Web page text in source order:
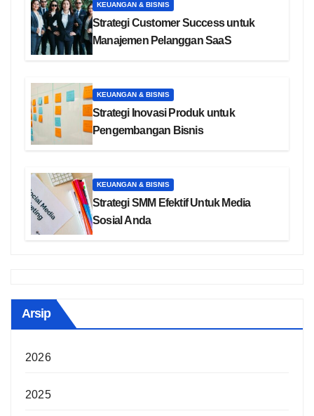
KEUANGAN & BISNIS
Strategi Customer Success untuk
Manajemen Pelanggan SaaS
KEUANGAN & BISNIS
Strategi Inovasi Produk untuk
Pengembangan Bisnis
KEUANGAN & BISNIS
Strategi SMM Efektif Untuk Media
Sosial Anda
Arsip
2026
2025